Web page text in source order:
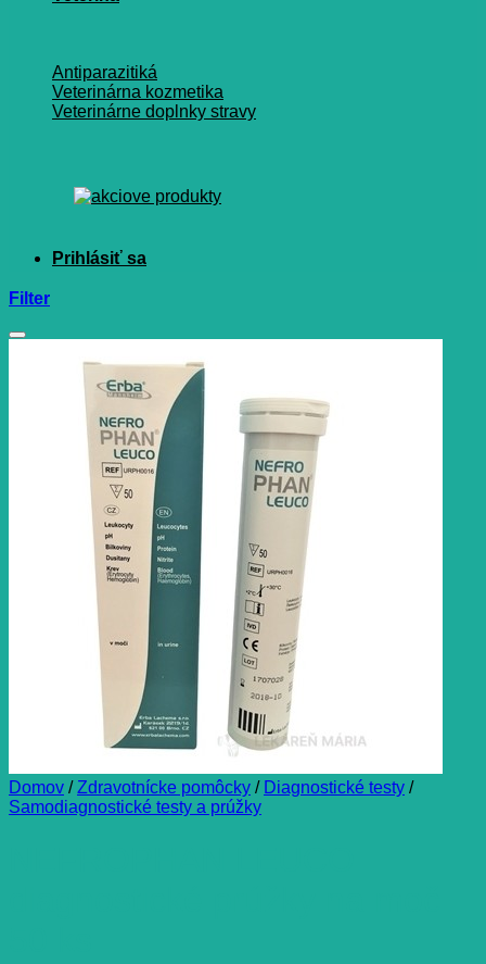
Antiparazitiká
Veterinárna kozmetika
Veterinárne doplnky stravy
Filter
Domov / Zdravotnícke pomôcky / Diagnostické testy /
Samodiagnostické testy a prúžky